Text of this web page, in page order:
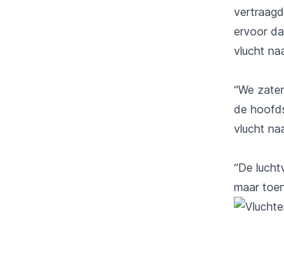
ervoor
vlucht
“We
de
vlucht
“De
maar